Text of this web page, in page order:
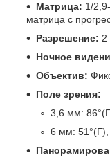
Матрица: 1/
матрица с
Разрешение: 2
Ночное
Объектив:
Поле зрения:
3,6 мм:
6 мм: 51°(Г),